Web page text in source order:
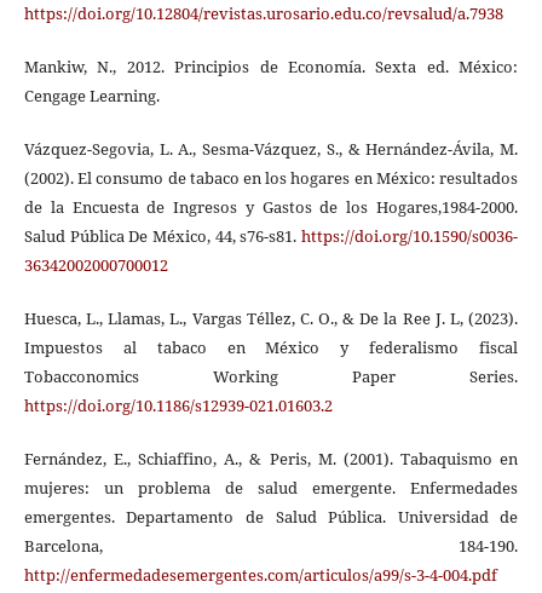
https://doi.org/10.12804/revistas.urosario.edu.co/revsalud/a.7938
Mankiw, N., 2012. Principios de Economía. Sexta ed. México:
Cengage Learning.
Vázquez-Segovia, L. A., Sesma-Vázquez, S., & Hernández-Ávila, M.
(2002). El consumo de tabaco en los hogares en México: resultados
de la Encuesta de Ingresos y Gastos de los Hogares,1984-2000.
Salud Pública De México, 44, s76-s81.https://doi.org/10.1590/s0036-
36342002000700012
Huesca, L., Llamas, L., Vargas Téllez, C. O., & De la Ree J. L, (2023).
Impuestos al tabaco en México y federalismo fiscal
Tobacconomics Working Paper Series.
https://doi.org/10.1186/s12939-021.01603.2
Fernández, E., Schiaffino, A., & Peris, M. (2001). Tabaquismo en
mujeres: un problema de salud emergente. Enfermedades
emergentes. Departamento de Salud Pública. Universidad de
Barcelona, 184-190.
http://enfermedadesemergentes.com/articulos/a99/s-3-4-004.pdf